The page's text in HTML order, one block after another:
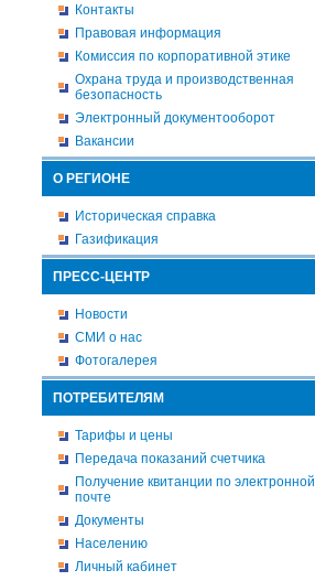
Контакты
Правовая информация
Комиссия по корпоративной этике
Охрана труда и производственная
безопасность
Электронный документооборот
Вакансии
О РЕГИОНЕ
Историческая справка
Газификация
ПРЕСС-ЦЕНТР
Новости
СМИ о нас
Фотогалерея
ПОТРЕБИТЕЛЯМ
Тарифы и цены
Передача показаний счетчика
Получение квитанции по электронной
почте
Документы
Населению
Личный кабинет